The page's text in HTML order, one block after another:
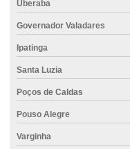
Atacado de cimento
Caminhão de concreto usinado
Cimento para alvenaria
Cimento para argamassa
Cimento em belo horizonte
Uberaba
Governador Valadares
Ipatinga
Santa Luzia
Poços de Caldas
Pouso Alegre
Varginha